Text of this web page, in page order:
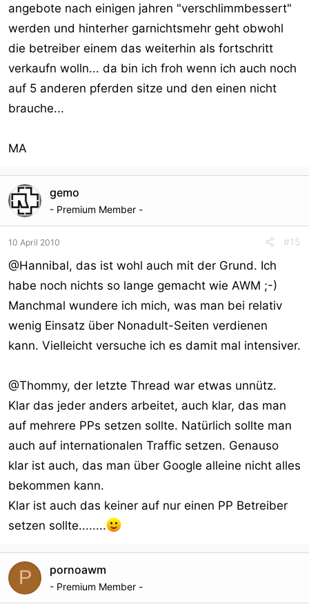
angebote nach einigen jahren "verschlimmbessert"
werden und hinterher garnichtsmehr geht obwohl
die betreiber einem das weiterhin als fortschritt
verkaufn wolln... da bin ich froh wenn ich auch noch
auf 5 anderen pferden sitze und den einen nicht
brauche...
MA
gemo
- Premium Member -
10 April 2010 #15
@Hannibal, das ist wohl auch mit der Grund. Ich
habe noch nichts so lange gemacht wie AWM ;-)
Manchmal wundere ich mich, was man bei relativ
wenig Einsatz über Nonadult-Seiten verdienen
kann. Vielleicht versuche ich es damit mal intensiver.
@Thommy, der letzte Thread war etwas unnütz.
Klar das jeder anders arbeitet, auch klar, das man
auf mehrere PPs setzen sollte. Natürlich sollte man
auch auf internationalen Traffic setzen. Genauso
klar ist auch, das man über Google alleine nicht alles
bekommen kann.
Klar ist auch das keiner auf nur einen PP Betreiber
setzen sollte........
P pornoawm
- Premium Member -